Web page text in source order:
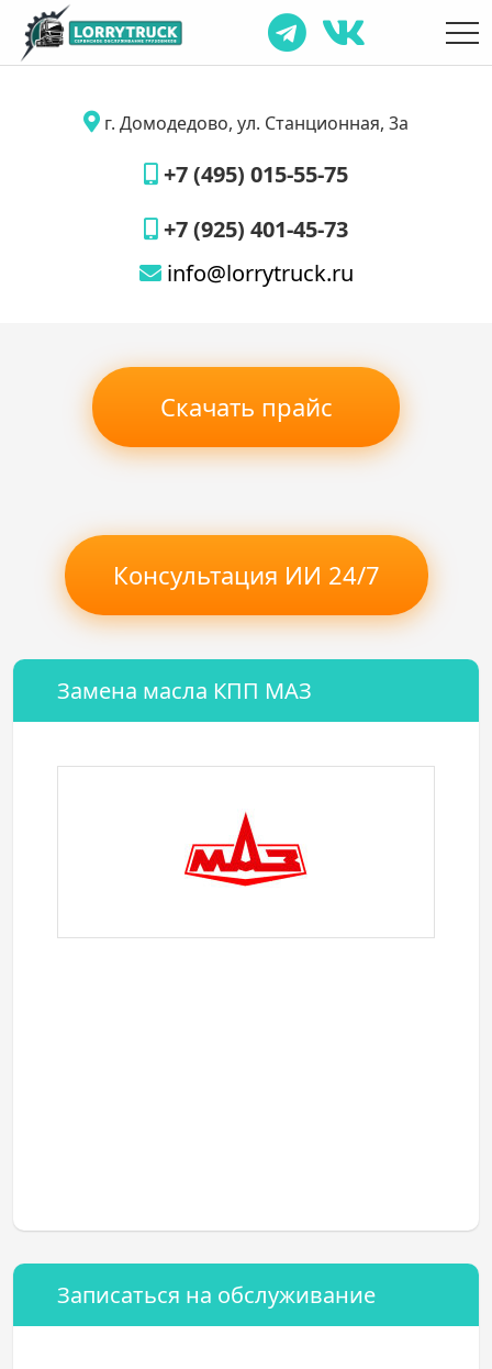
г. Домодедово, ул. Станционная, 3а
+7 (495) 015-55-75
+7 (925) 401-45-73
info@lorrytruck.ru
Скачать прайс
Консультация ИИ 24/7
Замена масла КПП МАЗ
Записаться на обслуживание